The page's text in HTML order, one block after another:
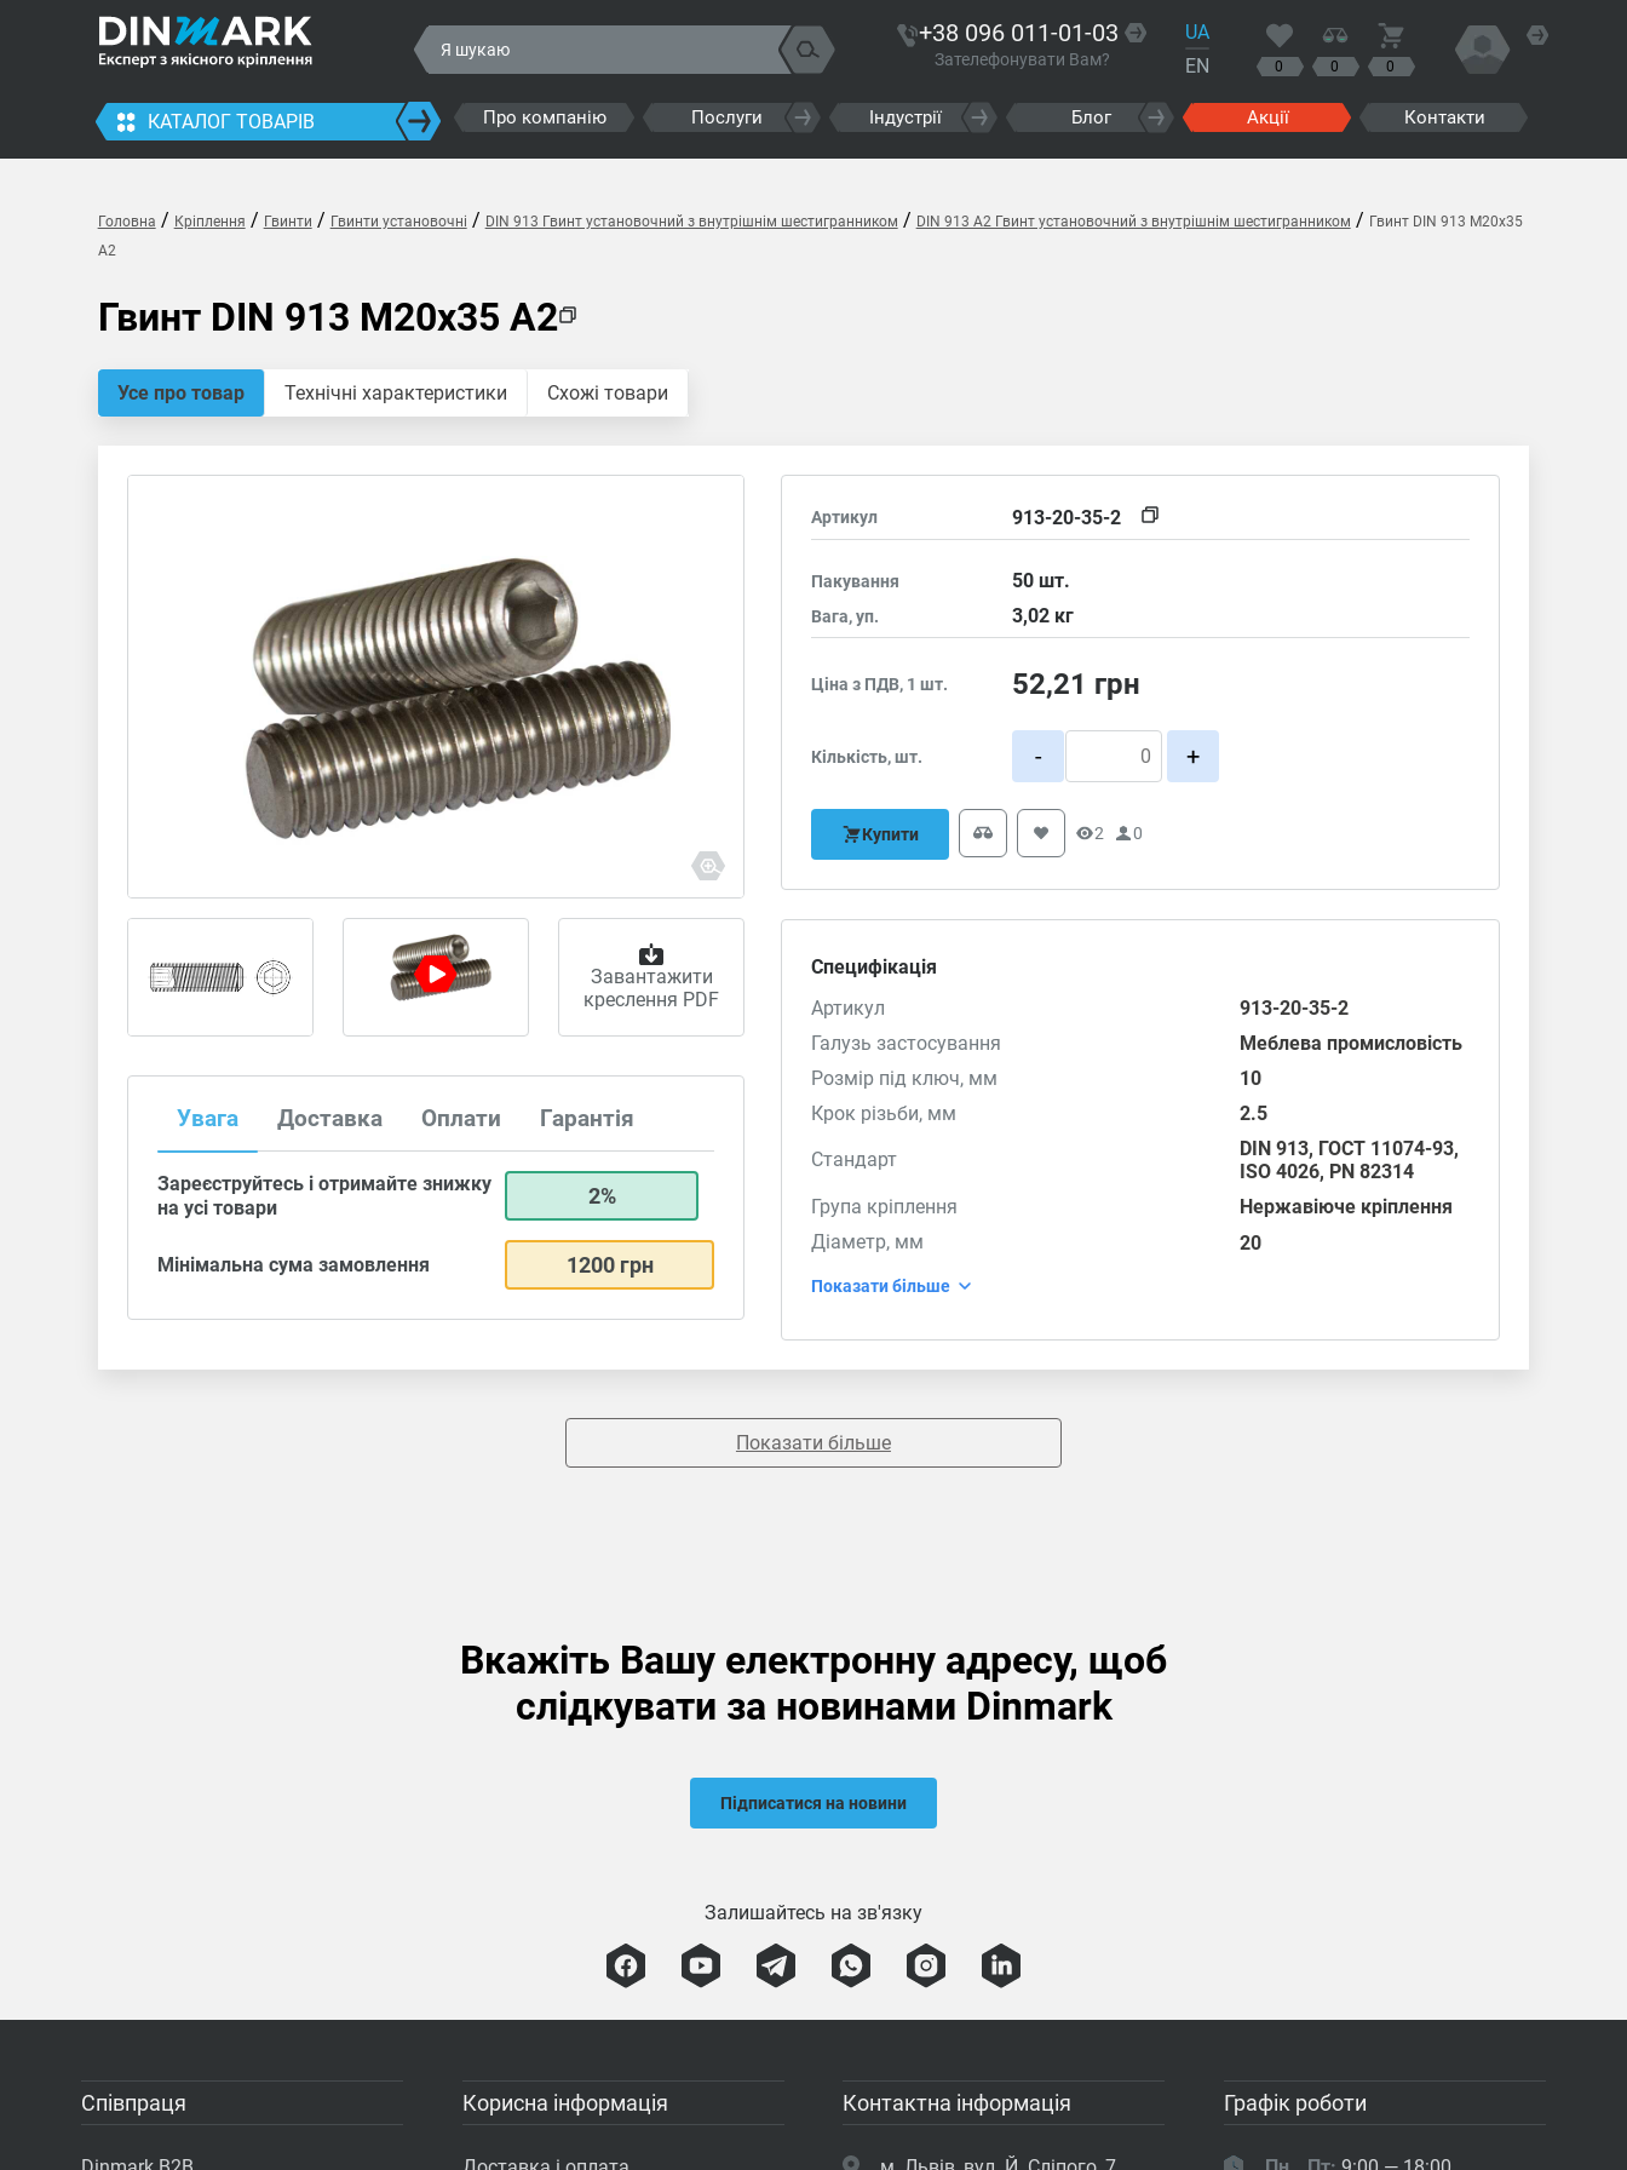
+38 096 011-01-03
Зателефонувати Вам?
UA
EN
0 0 0
КАТАЛОГ ТОВАРІВ Про компанію Послуги Індустрії Блог Акції Контакти
Головна / Кріплення / Гвинти / Гвинти установочні / DIN 913 Гвинт установочний з внутрішнім шестигранником / DIN 913 A2 Гвинт установочний з внутрішнім шестигранником / Гвинт DIN 913 M20x35
A2
Гвинт DIN 913 M20x35 A2
Усе про товар Технічні характеристики Схожі товари
Завантажити
креслення PDF
Увага Доставка Оплати Гарантія
Зареєструйтесь і отримайте знижку
на усі товари
2%
Мінімальна сума замовлення 1200 грн
Артикул 913-20-35-2
Пакування 50шт.
Вага, уп. 3,02 кг
Ціна з ПДВ, 1 шт. 52,21 грн
Кількість, шт. - +
Купити 2 0
Специфікація
Артикул
913-20-35-2
Галузь застосування
Меблева промисловість
Розмір під ключ, мм
10
Крок різьби, мм
2.5
Стандарт
DIN 913, ГОСТ 11074-93,
ISO 4026, PN 82314
Група кріплення
Нержавіюче кріплення
Діаметр, мм
20
Показати більше
Показати більше
Вкажіть Вашу електронну адресу, щоб
слідкувати за новинами Dinmark
Підписатися на новини
Залишайтесь на зв'язку
Співпраця Корисна інформація Контактна інформація Графік роботи